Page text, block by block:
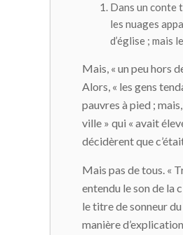
Dans un conte
les nuages
d’église ; mais
Mais, « un peu hors
Alors, « les gens
pauvres à pied ;
ville » qui « avait
décidèrent que
Mais pas de tous. «
entendu le son de la
le titre de sonneur
manière